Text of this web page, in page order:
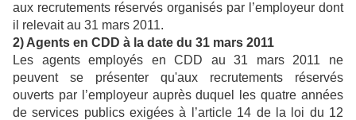
aux recrutements réservés organisés par l’employeur dont
il relevait au 31 mars 2011.
2) Agents en CDD à la date du 31 mars 2011
Les agents employés en CDD au 31 mars 2011 ne
peuvent se présenter qu'aux recrutements réservés
ouverts par l’employeur auprès duquel les quatre années
de services publics exigées à l’article 14 de la loi du 12